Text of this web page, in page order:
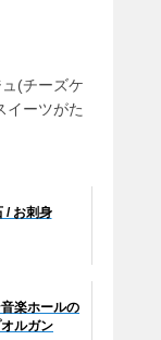
(チーズケ
イーツがた
/ お刺身
楽ホールの
ルガン